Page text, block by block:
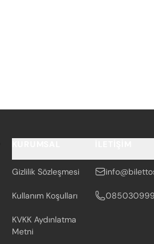
Gizlilik Sözleşmesi
Kullanım Koşulları
KVKK Aydınlatma
Metni